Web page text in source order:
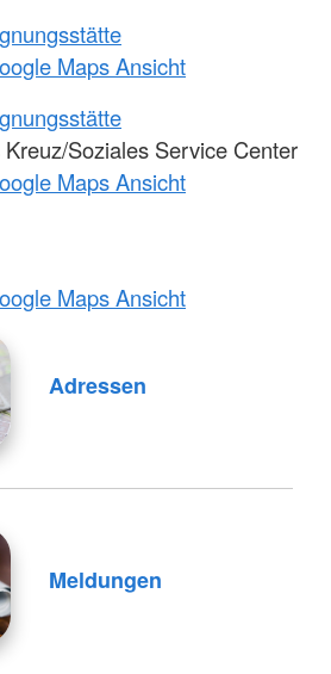
Maps Ansicht
Soziales Service Center
Maps Ansicht
Maps Ansicht
Adressen
Meldungen